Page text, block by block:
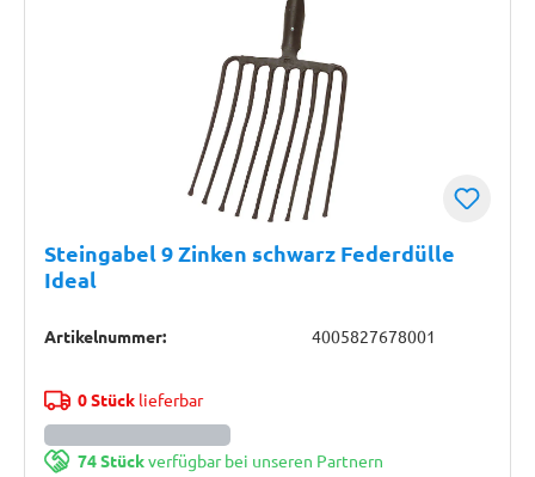
Steingabel 9 Zinken schwarz Federdülle
Ideal
Artikelnummer: 4005827678001
0 Stücklieferbar
74 Stückverfügbar bei unseren Partnern